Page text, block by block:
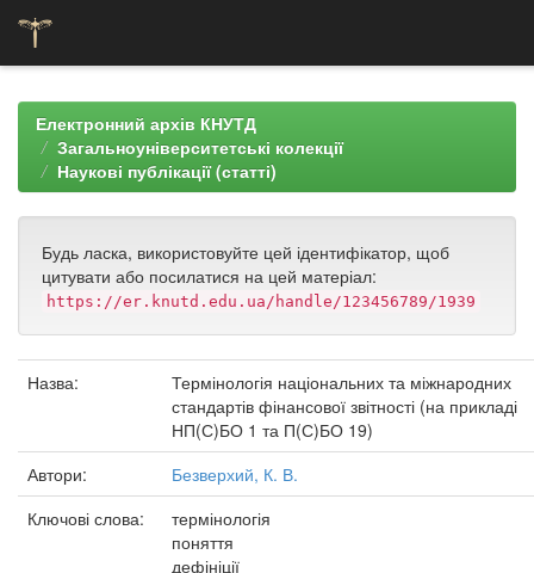
navigationЕлектронний архів КНУТД
Загальноуніверситетські колекції
Наукові публікації (статті)
Будь ласка, використовуйте цей ідентифікатор, щоб
цитувати або посилатися на цей матеріал:
https://er.knutd.edu.ua/handle/123456789/1939
Назва:
Термінологія національних та міжнародних
стандартів фінансової звітності (на прикладі
НП(С)БО 1 та П(С)БО 19)
Автори:
Безверхий, К. В.
Ключові слова:
термінологія
поняття
дефініції